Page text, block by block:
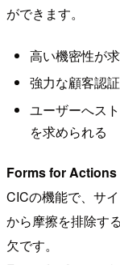
ができます。
高い機密性が
強力な顧客認
ユーザーへス
を求められる
Forms for Actions
CICの機能で、サ
から摩擦を排除す
欠です。